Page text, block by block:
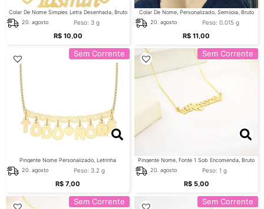
Colar De Nome Simples Letra Desenhada, Bruto
20. agosto
Peso: 3 g
R$10,00
Colar De Nome, Personalizado, Semijoia, Bruto
20. agosto
Peso: 0.015 g
R$ 11,00
Sem Corrente
Pingente Nome Personalizado, Letrinha
20. agosto Peso: 3.2 g
R$ 7,00
Sem Corrente
Pingente Nome, Fonte 1 Sob Encomenda, Bruto
20. agosto
Peso: 1 g
R$5,00
Sem Corrente Sem Corrente